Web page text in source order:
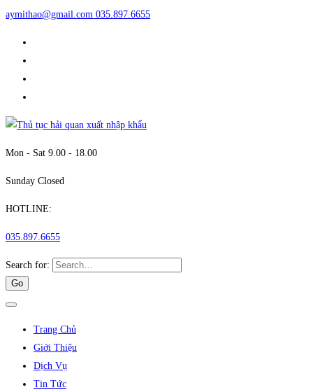
aymithao@gmail.com 035.897.6655
Mon - Sat 9.00 - 18.00
Sunday Closed
HOTLINE:
035.897.6655
Search for:
Trang Chủ
Giới Thiệu
Dịch Vụ
Tin Tức